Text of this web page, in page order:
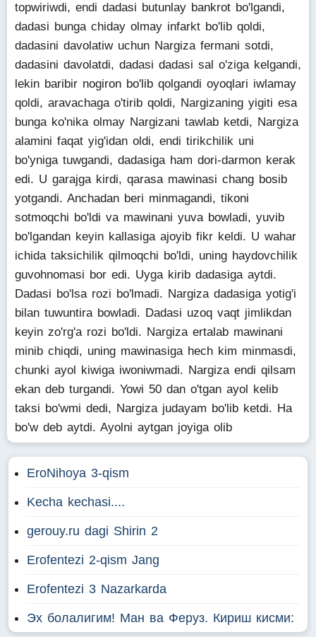
topwiriwdi, endi dadasi butunlay bankrot bo'lgandi,
dadasi bunga chiday olmay infarkt bo'lib qoldi,
dadasini davolatiw uchun Nargiza fermani sotdi,
dadasini davolatdi, dadasi dadasi sal o'ziga kelgandi,
lekin baribir nogiron bo'lib qolgandi oyoqlari iwlamay
qoldi, aravachaga o'tirib qoldi, Nargizaning yigiti esa
bunga ko'nika olmay Nargizani tawlab ketdi, Nargiza
alamini faqat yig'idan oldi, endi tirikchilik uni
bo'yniga tuwgandi, dadasiga ham dori-darmon kerak
edi. U garajga kirdi, qarasa mawinasi chang bosib
yotgandi. Anchadan beri minmagandi, tikoni
sotmoqchi bo'ldi va mawinani yuva bowladi, yuvib
bo'lgandan keyin kallasiga ajoyib fikr keldi. U wahar
ichida taksichilik qilmoqchi bo'ldi, uning haydovchilik
guvohnomasi bor edi. Uyga kirib dadasiga aytdi.
Dadasi bo'lsa rozi bo'lmadi. Nargiza dadasiga yotig'i
bilan tuwuntira bowladi. Dadasi uzoq vaqt jimlikdan
keyin zo'rg'a rozi bo'ldi. Nargiza ertalab mawinani
minib chiqdi, uning mawinasiga hech kim minmasdi,
chunki ayol kiwiga iwoniwmadi. Nargiza endi qilsam
ekan deb turgandi. Yowi 50 dan o'tgan ayol kelib
taksi bo'wmi dedi, Nargiza judayam bo'lib ketdi. Ha
bo'w deb aytdi. Ayolni aytgan joyiga olib
EroNihoya 3-qism
Kecha kechasi....
gerouy.ru dagi Shirin 2
Erofentezi 2-qism Jang
Erofentezi 3 Nazarkarda
Эх болалигим! Ман ва Феруз. Кириш кисми: